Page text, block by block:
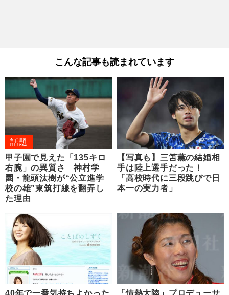
こんな記事も読まれています
話題
甲子園で見えた「135キロ
右腕」の異質さ 神村学
園・龍頭汰樹が“公立進学
校の雄”東筑打線を翻弄し
た理由
【写真も】三笘薫の結婚相
手は陸上選手だった！
「高校時代に三段跳びで日
本一の実力者」
40年で一番気持ちよかった
「情熱大陸」プロデューサ